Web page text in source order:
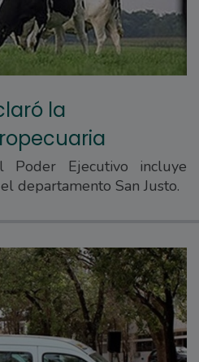
la
Ejecutivo incluye
departamento San Justo.